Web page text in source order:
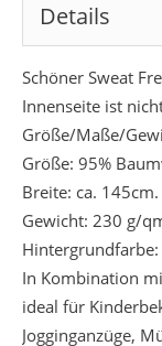
Details
Schöner Sweat
Innenseite ist
Größe/Maße/
Größe: 95%
Breite: ca. 145cm.
Gewicht: 230 g/
In Kombination
ideal für
Jogginganzüge,